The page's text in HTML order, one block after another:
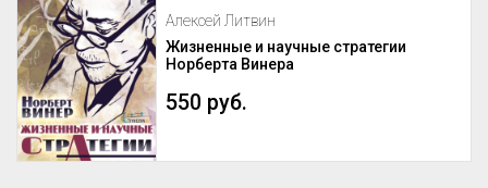
Алексей Литвин
Жизненные и научные стратегии
Норберта Винера
550 руб.